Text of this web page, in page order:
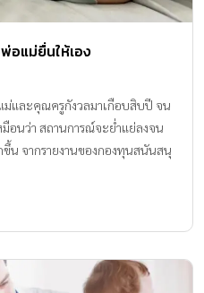
อแม่ยื่นให้เอง
และคุณครูกังวลมาเกือบสิบปี จน
อนว่า สถานการณ์จะย่ำแย่ลงจน
น จากรายงานของกองทุนสนันสนุ
า 1 ชั่วโมง ซึ่งส่งผลต่อสุขภาพ
อีกทั้ง เด็กติดจอ ยังมีโอกาสที่เด็ก
ลน์ด้วย วันนี้ทีมแม่ ABK มีสาระ
พันธ์ อาจารย์ประจำสถาบันแห่ง